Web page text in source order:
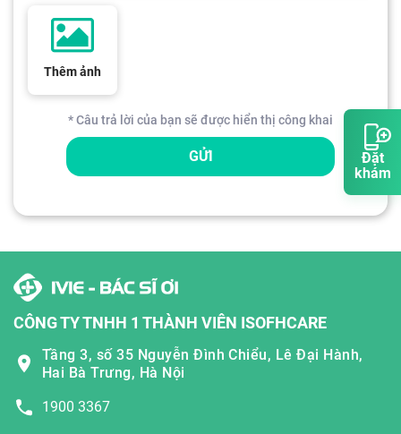
Đặt
khám
Thêm ảnh
* Câu trả lời của bạn sẽ được hiển thị công khai
GỬI
CÔNG TY TNHH 1 THÀNH VIÊN ISOFHCARE
Tầng 3, số 35 Nguyễn Đình Chiểu, Lê Đại Hành,
Hai Bà Trưng, Hà Nội
1900 3367